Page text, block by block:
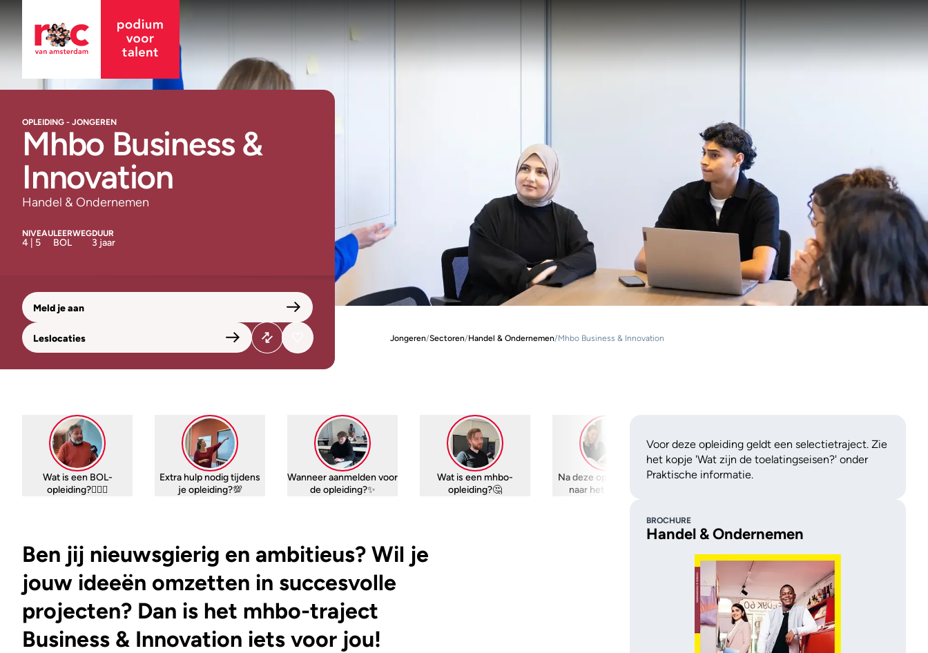
OPLEIDING - JONGEREN
Mhbo Business &
Innovation
Handel & Ondernemen
NIVEAU
4 | 5
LEERWEG
BOL
DUUR
3 jaar
Meld je aan
Leslocaties Jongeren/Sectoren/Handel & Ondernemen/Mhbo Business & Innovation
Voor deze opleiding geldt een selectietraject. Zie
het kopje 'Wat zijn de toelatingseisen?' onder
Praktische informatie.
Wat is een BOL-
opleiding?🤷🏼‍♀️
Extra hulp nodig tijdens
je opleiding?💯
Wanneer aanmelden voor
de opleiding?✨
Wat is een mhbo-
opleiding?🤔
Na deze opleiding door
naar het hbo?💪🏾
Welkom op MBO College
Ben jij nieuwsgierig en ambitieus? Wil je
jouw ideeën omzetten in succesvolle
projecten? Dan is het mhbo-traject
Business & Innovation iets voor jou!
BROCHURE
Handel & Ondernemen